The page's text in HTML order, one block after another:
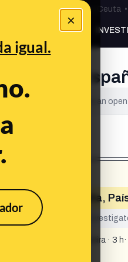
×
igual.
Especial Ceuta•Bulos Ceuta •
PREBUNKING
peor de
yet been verified. It is an
es Cataluña,
has not yet been
LA VERDAD Azucena Sieira · 3